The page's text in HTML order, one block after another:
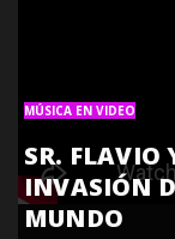
MÚSICA EN VIDEO
SR. FLAVIO
INVASIÓN
MUNDO